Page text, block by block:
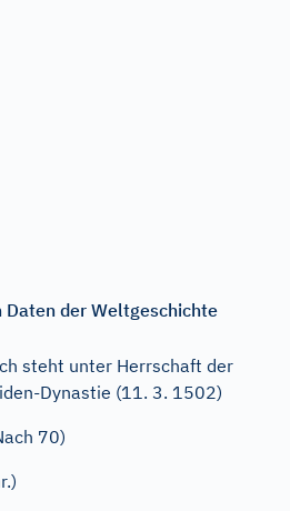
der Weltgeschichte
steht unter Herrschaft der
Dynastie (11. 3. 1502)
70)